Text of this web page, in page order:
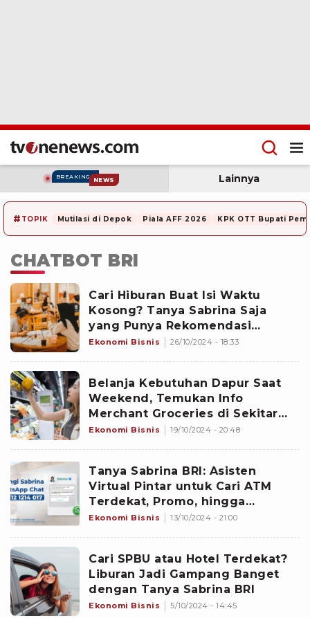
BREAKING NEWS Lainnya
# TOPIK Mutilasi di Depok Piala AFF 2026 KPK OTT Bupati
CHATBOT BRI
Cari Hiburan Buat Isi Waktu
Kosong? Tanya Sabrina Saja
yang Punya Rekomendasi
Merchant Terdekat
Ekonomi Bisnis 26/10/2024 - 18:33
Belanja Kebutuhan Dapur Saat
Weekend, Temukan Info
Merchant Groceries di Sekitar
dengan Sabrina
Ekonomi Bisnis 19/10/2024 - 20:48
Tanya Sabrina BRI: Asisten
Virtual Pintar untuk Cari ATM
Terdekat, Promo, hingga
Berbagai Layanan BRI
Ekonomi Bisnis 13/10/2024 - 21:00
Cari SPBU atau Hotel Terdekat?
Liburan Jadi Gampang Banget
dengan Tanya Sabrina BRI
Ekonomi Bisnis 5/10/2024 - 14:45